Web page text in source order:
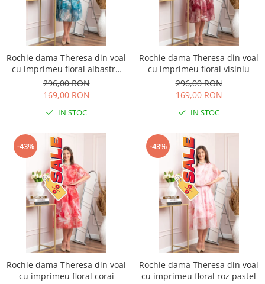
Rochie dama Theresa din voal
cu imprimeu floral albastru
petrol
296,00 RON
169,00 RON
IN STOC
Rochie dama Theresa din voal
cu imprimeu floral visiniu
296,00 RON
169,00 RON
IN STOC
-43%
Rochie dama Theresa din voal
cu imprimeu floral corai
-43%
Rochie dama Theresa din voal
cu imprimeu floral roz pastel